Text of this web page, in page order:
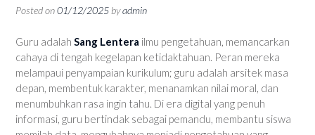
Posted on01/12/2025 byadmin
Guru adalah Sang Lentera ilmu pengetahuan, memancarkan
cahaya di tengah kegelapan ketidaktahuan. Peran mereka
melampaui penyampaian kurikulum; guru adalah arsitek masa
depan, membentuk karakter, menanamkan nilai moral, dan
menumbuhkan rasa ingin tahu. Di era digital yang penuh
informasi, guru bertindak sebagai pemandu, membantu siswa